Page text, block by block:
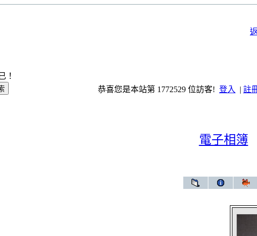
！
恭喜您是本站第 1772529 位訪客! 登入 | 註
電子相簿